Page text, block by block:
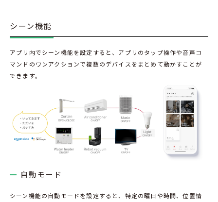
シーン機能
アプリ内でシーン機能を設定すると、アプリのタップ操作や音声コ
マンドのワンアクションで複数のデバイスをまとめて動かすことが
できます。
自動モード
シーン機能の自動モードを設定すると、特定の曜日や時間、位置情